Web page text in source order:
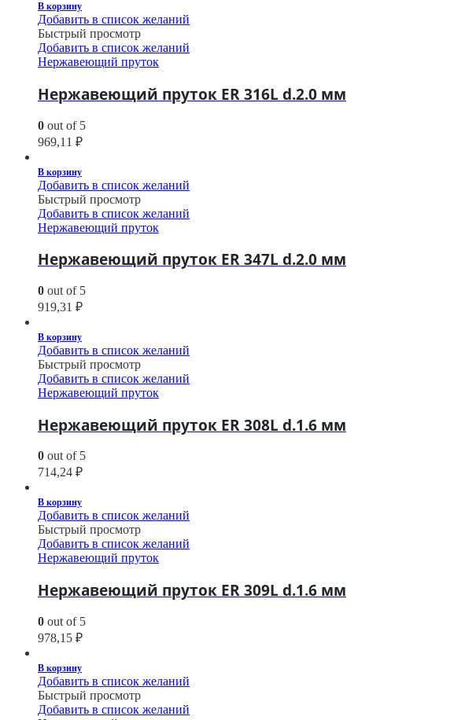
В корзину
Добавить в список желаний
Быстрый просмотр
Добавить в список желаний
Нержавеющий пруток
Нержавеющий пруток ER 316L d.2.0 мм
0 out of 5
969,11 ₽
В корзину
Добавить в список желаний
Быстрый просмотр
Добавить в список желаний
Нержавеющий пруток
Нержавеющий пруток ER 347L d.2.0 мм
0 out of 5
919,31 ₽
В корзину
Добавить в список желаний
Быстрый просмотр
Добавить в список желаний
Нержавеющий пруток
Нержавеющий пруток ER 308L d.1.6 мм
0 out of 5
714,24 ₽
В корзину
Добавить в список желаний
Быстрый просмотр
Добавить в список желаний
Нержавеющий пруток
Нержавеющий пруток ER 309L d.1.6 мм
0 out of 5
978,15 ₽
В корзину
Добавить в список желаний
Быстрый просмотр
Добавить в список желаний